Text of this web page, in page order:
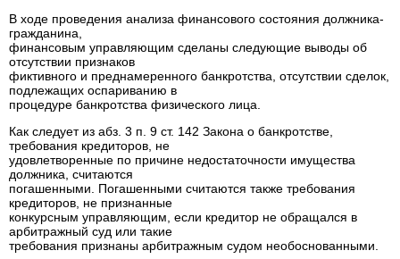
В ходе проведения анализа финансового состояния должника-
гражданина,
финансовым управляющим сделаны следующие выводы об
отсутствии признаков
фиктивного и преднамеренного банкротства, отсутствии сделок,
подлежащих оспариванию в
процедуре банкротства физического лица.
Как следует из абз. 3 п. 9 ст. 142 Закона о банкротстве,
требования кредиторов, не
удовлетворенные по причине недостаточности имущества
должника, считаются
погашенными. Погашенными считаются также требования
кредиторов, не признанные
конкурсным управляющим, если кредитор не обращался в
арбитражный суд или такие
требования признаны арбитражным судом необоснованными.